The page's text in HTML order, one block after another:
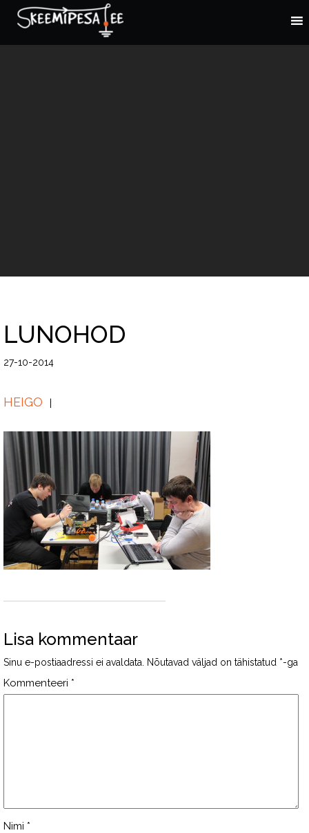
LUNOHOD
27-10-2014
HEIGO
Lisa kommentaar
Sinu e-postiaadressi ei avaldata. Nõutavad väljad on tähistatud *-ga
Kommenteeri *
Nimi *